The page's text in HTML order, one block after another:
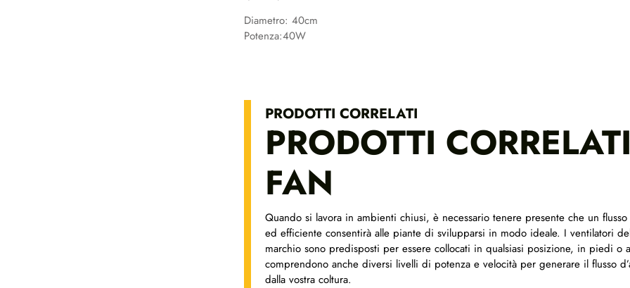
Diametro: 40cm
Potenza:40W
PRODOTTI CORRELATI
PRODOTTI
FAN
Quando si lavora in ambienti chiusi, è necessario tenere presente che un flusso
ed efficiente consentirà alle piante di svilupparsi in modo ideale. I ventilatori
marchio sono predisposti per essere collocati in qualsiasi posizione, in piedi o
comprendono anche diversi livelli di potenza e velocità per generare il flusso
dalla vostra coltura.